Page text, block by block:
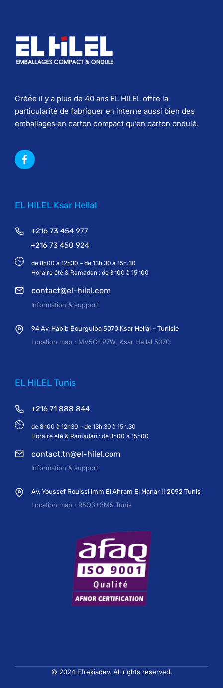
Créée il y a plus de 40 ans EL HILEL offre la
particularité de fabriquer en interne aussi bien des
emballages en carton compact qu’en carton ondulé.
EL HILEL Ksar Hellal
+216 73 454 977
+216 73 450 924
de 8h00 à 12h30 – de 13h.30 à 15h.30
Horaire été & Ramadan : de 8h00 à 15h00
contact@el-hilel.com
Information & support
94 Av. Habib Bourguiba 5070 Ksar Hellal – Tunisie
Location map : MV5G+P7W, Ksar Hellal 5070
EL HILEL Tunis
+216 71 888 844
de 8h00 à 12h30 – de 13h.30 à 15h.30
Horaire été & Ramadan : de 8h00 à 15h00
contact.tn@el-hilel.com
Information & support
Av. Youssef Rouissi imm El Ahram El Manar II 2092 Tunis
Location map : R5Q3+3M5 Tunis
© 2024 Efrekiadev. All rights reserved.